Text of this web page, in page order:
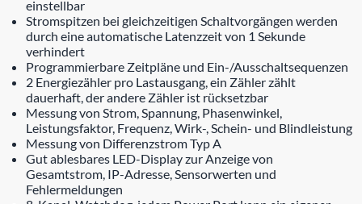
einstellbar
Stromspitzen bei gleichzeitigen Schaltvorgängen werden
durch eine automatische Latenzzeit von 1 Sekunde
verhindert
Programmierbare Zeitpläne und Ein-/Ausschaltsequenzen
2 Energiezähler pro Lastausgang, ein Zähler zählt
dauerhaft, der andere Zähler ist rücksetzbar
Messung von Strom, Spannung, Phasenwinkel,
Leistungsfaktor, Frequenz, Wirk-, Schein- und Blindleistung
Messung von Differenzstrom Typ A
Gut ablesbares LED-Display zur Anzeige von
Gesamtstrom, IP-Adresse, Sensorwerten und
Fehlermeldungen